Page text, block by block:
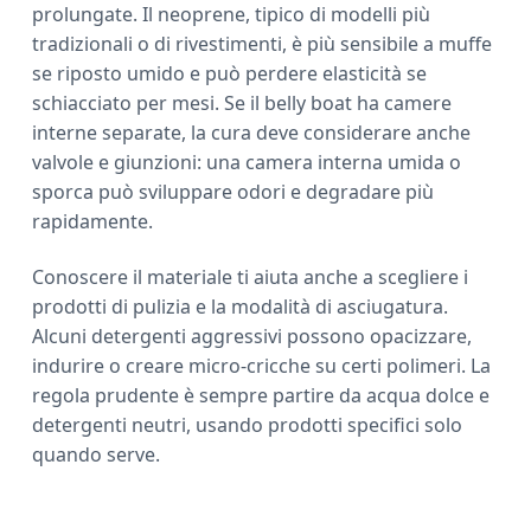
prolungate. Il neoprene, tipico di modelli più
tradizionali o di rivestimenti, è più sensibile a muffe
se riposto umido e può perdere elasticità se
schiacciato per mesi. Se il belly boat ha camere
interne separate, la cura deve considerare anche
valvole e giunzioni: una camera interna umida o
sporca può sviluppare odori e degradare più
rapidamente.
Conoscere il materiale ti aiuta anche a scegliere i
prodotti di pulizia e la modalità di asciugatura.
Alcuni detergenti aggressivi possono opacizzare,
indurire o creare micro-cricche su certi polimeri. La
regola prudente è sempre partire da acqua dolce e
detergenti neutri, usando prodotti specifici solo
quando serve.